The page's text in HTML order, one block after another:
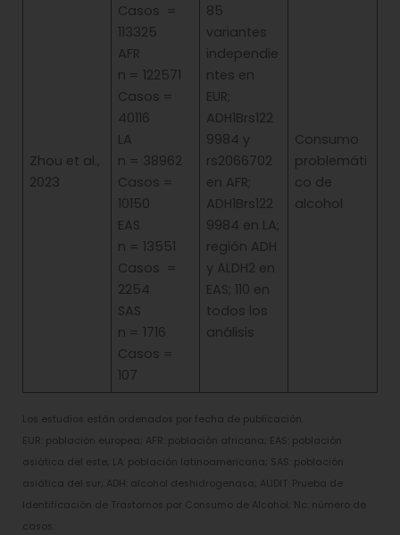
Zhou et al.,
2023
Casos =
113325
AFR
n = 122571
Casos =
40116
LA
n = 38962
Casos =
10150
EAS
n = 13551
Casos =
2254
SAS
n = 1716
Casos =
107
85
variantes
independie
ntes en
EUR;
ADH1Brs122
9984 y
rs2066702
en AFR;
ADH1Brs122
9984 en LA;
región ADH
y ALDH2 en
EAS; 110 en
todos los
análisis
Consumo
problemáti
co de
alcohol
Los estudios están ordenados por fecha de publicación.
EUR: población europea; AFR: población africana; EAS: población
asiática del este; LA: población latinoamericana; SAS: población
asiática del sur; ADH: alcohol deshidrogenasa; AUDIT: Prueba de
Identificación de Trastornos por Consumo de Alcohol; Nc: número de
casos.